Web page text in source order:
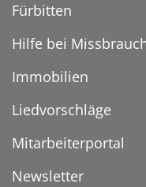
Fürbitten
Hilfe bei
Immobilien
Liedvorschläge
Mitarbeiterportal
Newsletter